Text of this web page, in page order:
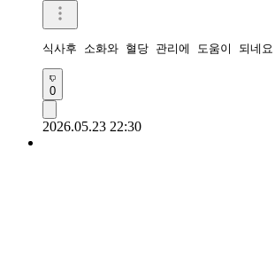
식사후 소화와 혈당 관리에 도움이 되네요
0
2026.05.23 22:30